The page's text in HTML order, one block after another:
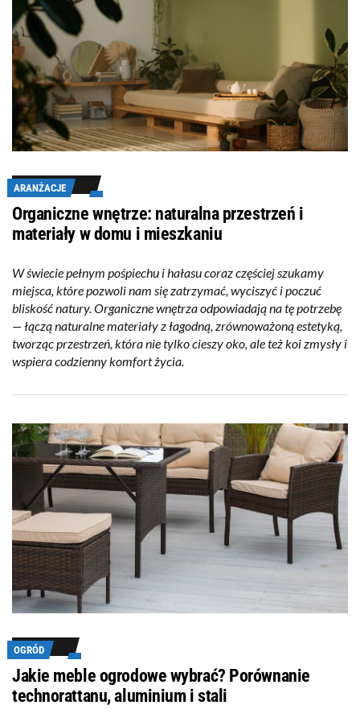
ARANŻACJE
Organiczne wnętrze: naturalna przestrzeń i
materiały w domu i mieszkaniu
W świecie pełnym pośpiechu i hałasu coraz częściej szukamy
miejsca, które pozwoli nam się zatrzymać, wyciszyć i poczuć
bliskość natury. Organiczne wnętrza odpowiadają na tę potrzebę
— łączą naturalne materiały z łagodną, zrównoważoną estetyką,
tworząc przestrzeń, która nie tylko cieszy oko, ale też koi zmysły i
wspiera codzienny komfort życia.
OGRÓD
Jakie meble ogrodowe wybrać? Porównanie
technorattanu, aluminium i stali